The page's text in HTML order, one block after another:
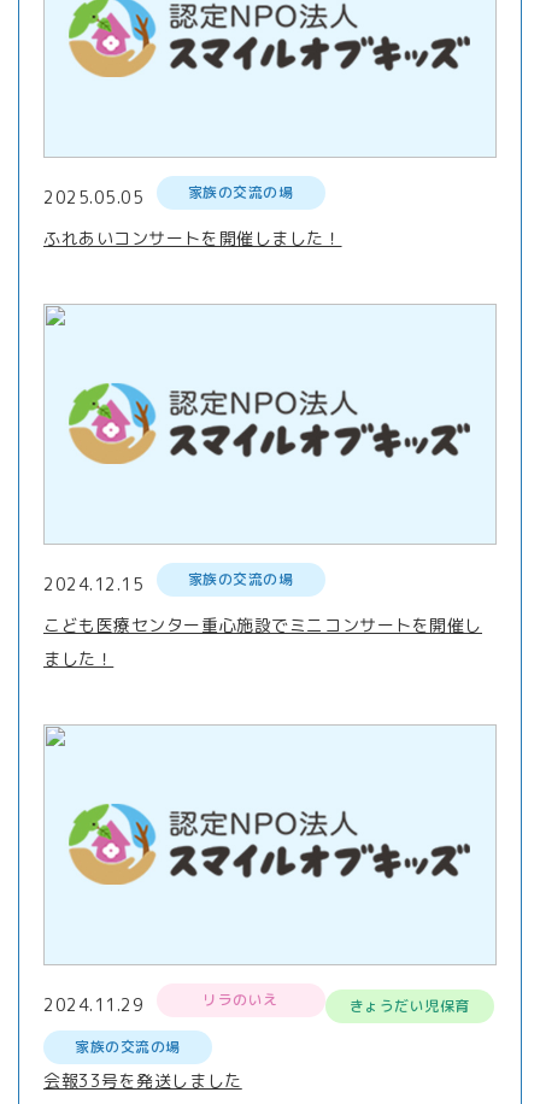
2025.05.05 家族の交流の場
ふれあいコンサートを開催しました！
2024.12.15 家族の交流の場
こども医療センター重心施設でミニコンサートを開催し
ました！
2024.11.29 リラのいえ
きょうだい児保育
家族の交流の場
会報33号を発送しました